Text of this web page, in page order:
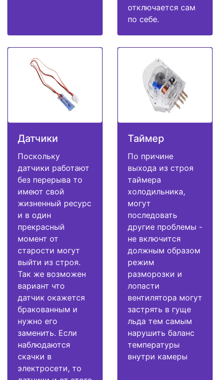
отключается сам
по себе.
Датчики
Поскольку
датчики работают
без перерыва то
имеют свой
жизненный ресурс
и в один
прекрасный
момент от
старости могут
выйти из строя.
Так же возможен
вариант что
датчик окажется
бракованным и
нужно его
заменить. Если
наблюдаются
скачки в
электросети, то
Таймер
По причине
выхода из строя
таймера
холодильника,
могут
последовать
другие проблемы -
не включится
должным образом
режим
разморозки и
лопасти
вентилятора могут
застрять в гуще
льда тем самым
нарушить баланс
температуры
внутри камеры